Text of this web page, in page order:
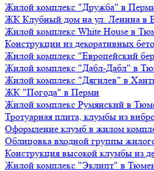
Жилой комплекс "Дружба" в
ЖК Клубный дом на ул. Ленина в
Жилой комплекс White House в
Конструкции из декоративных
Жилой комплекс "Европейский
Жилой комплекс "Дабл-Дабл" в
Жилой комплекс "Дягилев" в
ЖК "Погода" в Перми
Жилой комплекс Румянский в
Тротуарная плита, клумбы из
Оформление клумб в жилом
Облицовка входной группы
Конструкция высокой клумбы из
Жилой комплекс "Эклипт" в